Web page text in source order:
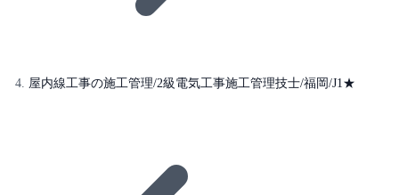
屋内線工事の施工管理/2級電気工事施工管理技士/福岡/J1★